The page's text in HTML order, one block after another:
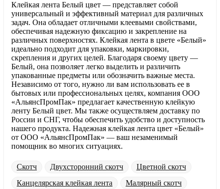
Клейкая лента Белый цвет — представляет собой
универсальный и эффективный материал для различных
задач. Она обладает отличными клеевыми свойствами,
обеспечивая надежную фиксацию и закрепление на
различных поверхностях. Клейкая лента в цвете «Белый»
идеально подходит для упаковки, маркировки,
скрепления и других целей. Благодаря своему цвету —
Белый, она позволяет легко выделить и различить
упакованные предметы или обозначить важные места.
Независимо от того, нужно ли вам использовать ее в
бытовых или профессиональных целях, компания ООО
«АльянсПромПак» предлагает качественную клейкую
ленту Белый цвет. Мы также осуществляем доставку по
России и СНГ, чтобы обеспечить удобство и доступность
нашего продукта. Надежная клейкая лента цвет «Белый»
от ООО «АльянсПромПак» — ваш незаменимый
помощник во многих ситуациях.
Скотч Двухсторонний скотч
Цветной скотч
Канцелярская клейкая лента
Малярный скотч